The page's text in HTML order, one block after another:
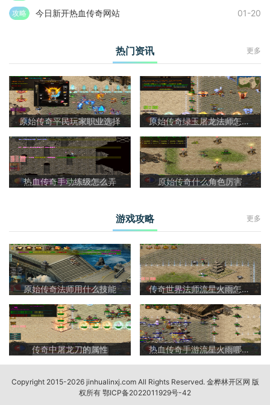
攻略 今日新开热血传奇网站 01-20
热门资讯 更多
原始传奇平民玩家职业选择 原始传奇绿玉屠龙法师怎么样啊
热血传奇手动练级怎么弄 原始传奇什么角色厉害
游戏攻略 更多
原始传奇法师用什么技能 传奇世界法师流星火雨怎么样啊
传奇中屠龙刀的属性 热血传奇手游流星火雨哪里爆
Copyright 2015-2026 jinhualinxj.com All Rights Reserved. 金桦林开区网 版
权所有 鄂ICP备2022011929号-42